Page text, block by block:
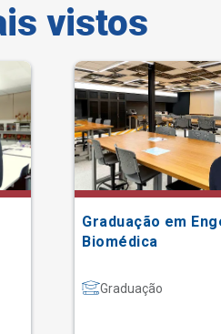
vistos
Graduação em
Biomédica
Graduação